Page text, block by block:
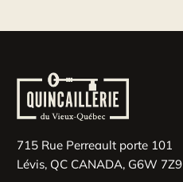
715 Rue Perreault porte 101
Lévis, QC CANADA, G6W 7Z9